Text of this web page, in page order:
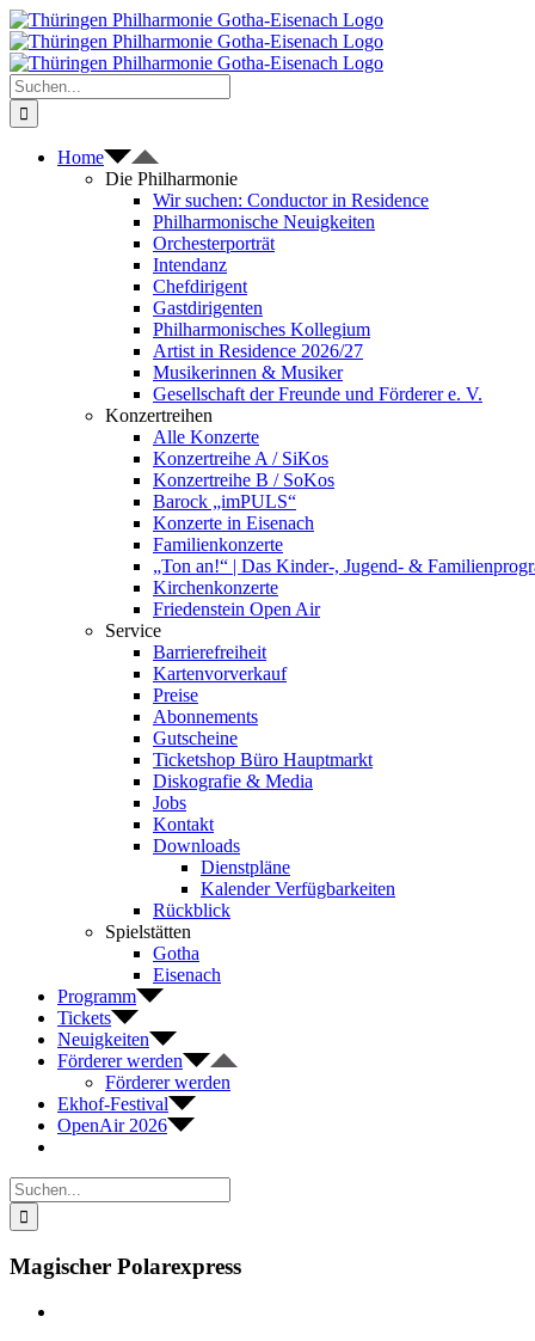
Zum
Inhalt
springen
Suche
nach:
Home
Die Philharmonie
Wir suchen: Conductor in Residence
Philharmonische Neuigkeiten
Orchesterporträt
Intendanz
Chefdirigent
Gastdirigenten
Philharmonisches Kollegium
Artist in Residence 2026/27
Musikerinnen & Musiker
Gesellschaft der Freunde und Förderer e. V.
Konzertreihen
Alle Konzerte
Konzertreihe A / SiKos
Konzertreihe B / SoKos
Barock „imPULS“
Konzerte in Eisenach
Familienkonzerte
„Ton an!“ | Das Kinder-, Jugend- &
Kirchenkonzerte
Friedenstein Open Air
Service
Barrierefreiheit
Kartenvorverkauf
Preise
Abonnements
Gutscheine
Ticketshop Büro Hauptmarkt
Diskografie & Media
Jobs
Kontakt
Downloads
Dienstpläne
Kalender Verfügbarkeiten
Rückblick
Spielstätten
Gotha
Eisenach
Programm
Tickets
Neuigkeiten
Förderer werden
Förderer werden
Ekhof-Festival
OpenAir 2026
Suche
nach:
Magischer Polarexpress